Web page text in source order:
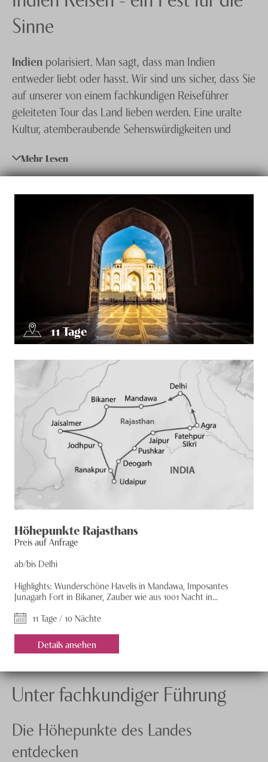
Impressum
Jobs
Sinne
Indien polarisiert. Man sagt, dass man Indien
entweder liebt oder hasst. Wir sind uns sicher, dass Sie
auf unserer von einem fachkundigen Reiseführer
geleiteten Tour das Land lieben werden. Eine uralte
Kultur, atemberaubende Sehenswürdigkeiten und
Ihnen entdeckt zu werden. Es ist unmöglich, alle
Wunder dieses Landes auf einmal zu besuchen und
deshalb haben wir verschiedene themenorientierte
Reisen für Sie zusammengestellt. Unsere
beraten Sie gern, welches die für Sie und
Ihre Interessen optimal geeignete Tour ist.
Mehr Lesen
11Tage
Höhepunkte Rajasthans
Preis auf Anfrage
ab/bis Delhi
Highlights: Wunderschöne Havelis in Mandawa, Imposantes
Junagarh Fort in Bikaner, Zauber wie aus 1001 Nacht in...
11 Tage / 10 Nächte
Details ansehen
Unter fachkundiger Führung
Die Höhepunkte des Landes
entdecken